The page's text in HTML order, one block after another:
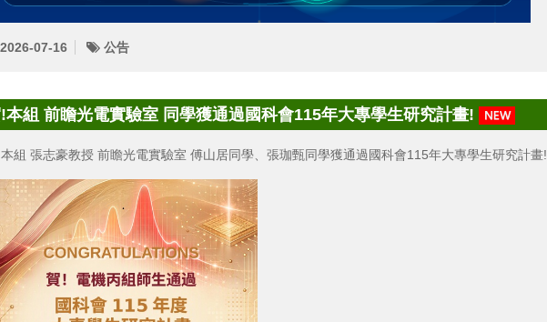
07-16 公告
本組 前瞻光電實驗室 同學獲通過國科會115年大專學生研究計畫!
組 張志豪教授 前瞻光電實驗室 傅山居同學、張珈甄同學獲通過國科會115年大專學生研究計畫!